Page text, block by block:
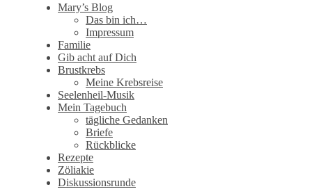
Mary’s Blog
Das bin ich…
Impressum
Familie
Gib acht auf Dich
Brustkrebs
Meine Krebsreise
Seelenheil-Musik
Mein Tagebuch
tägliche Gedanken
Briefe
Rückblicke
Rezepte
Zöliakie
Diskussionsrunde